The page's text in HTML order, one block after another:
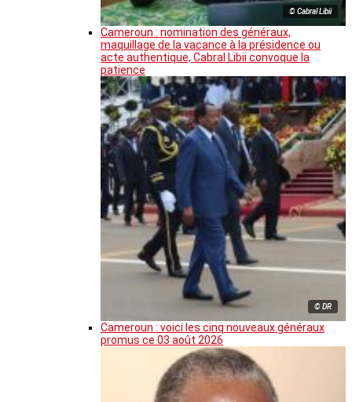
© Cabral Libii
Cameroun : nomination des généraux,
maquillage de la vacance à la présidence ou
acte authentique, Cabral Libii convoque la
patience
© DR
Cameroun : voici les cinq nouveaux généraux
promus ce 03 août 2026